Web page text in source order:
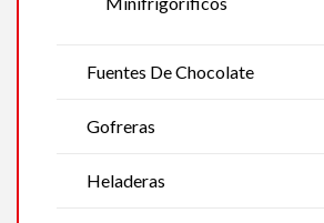
Fuentes De Chocolate
Gofreras
Heladeras